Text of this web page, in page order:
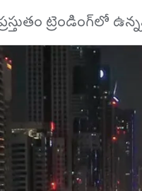
ట్రెండింగ్‌లో